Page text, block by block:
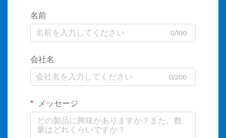
名前
0/100
会社名
0/200
メッセージ